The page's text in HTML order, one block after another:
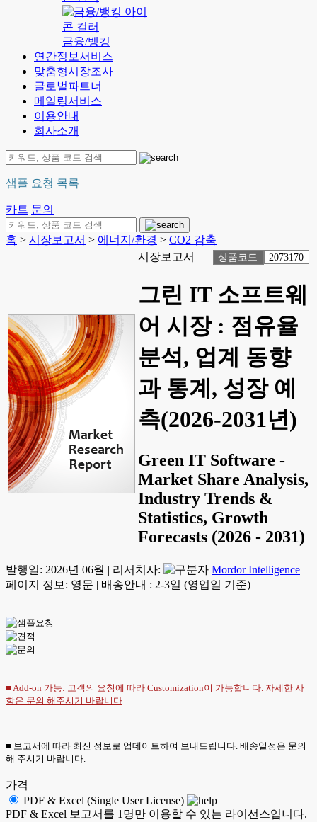
금융/뱅킹
연간정보서비스
맞춤형시장조사
글로벌파트너
메일링서비스
이용안내
회사소개
샘플 요청 목록
카트 문의
홈 > 시장보고서 > 에너지/환경 > CO2 감축
시장보고서
상품코드 2073170
그린 IT 소프트웨
어 시장 : 점유율
분석, 업계 동향
과 통계, 성장 예
측(2026-2031년)
Green IT Software -
Market Share Analysis,
Industry Trends &
Statistics, Growth
Forecasts (2026 - 2031)
발행일: 2026년 06월 | 리서치사: Mordor Intelligence |
페이지 정보: 영문 | 배송안내 : 2-3일 (영업일 기준)
■ Add-on 가능: 고객의 요청에 따라 Customization이 가능합니다. 자세한 사
항은 문의 해주시기 바랍니다
■ 보고서에 따라 최신 정보로 업데이트하여 보내드립니다. 배송일정은 문의
해 주시기 바랍니다.
가격
PDF & Excel (Single User License)
PDF & Excel 보고서를 1명만 이용할 수 있는 라이선스입니다.